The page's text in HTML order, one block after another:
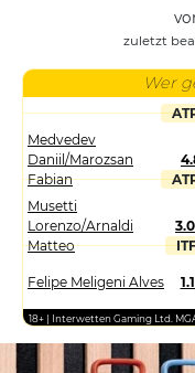
zuletzt
Wer
Medvedev
Daniil/Marozsan
Fabian
Musetti
Lorenzo/Arnaldi
Matteo
Felipe Meligeni Alves
18+ | Interwetten Gaming Ltd.